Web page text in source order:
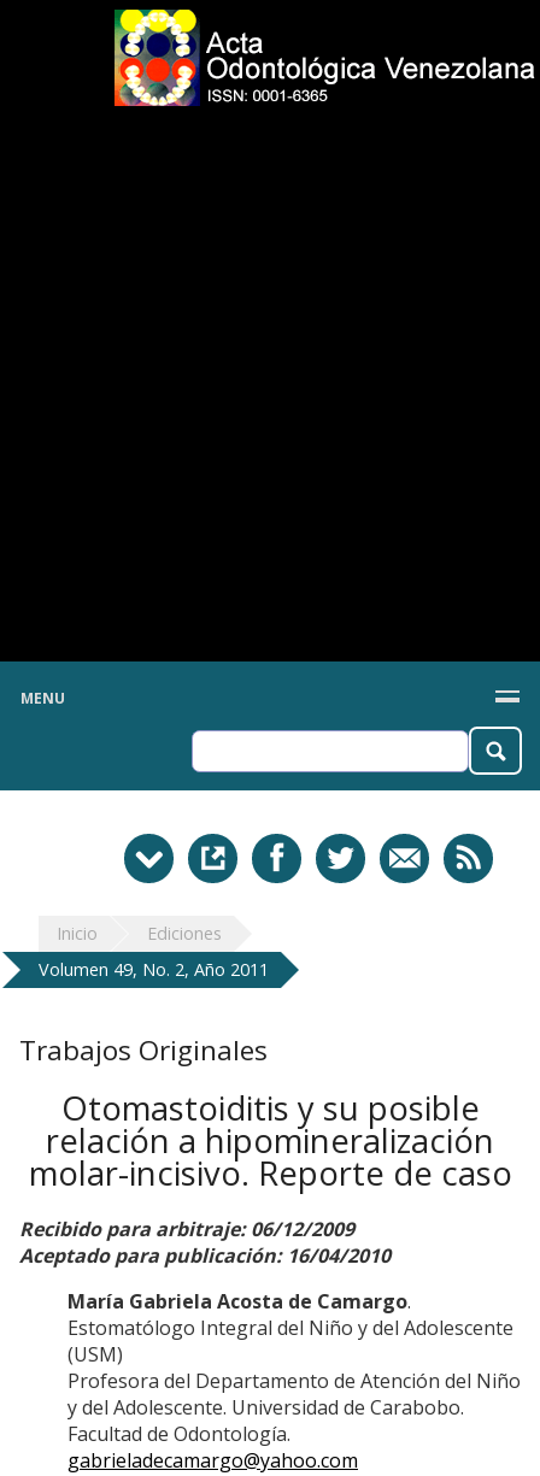
MENU
Inicio
Ediciones
Volumen 49, No. 2, Año 2011
Trabajos Originales
Otomastoiditis y su posible
relación a hipomineralización
molar-incisivo. Reporte de caso
Recibido para arbitraje: 06/12/2009
Aceptado para publicación: 16/04/2010
María Gabriela Acosta de Camargo.
Estomatólogo Integral del Niño y del Adolescente
(USM)
Profesora del Departamento de Atención del Niño
y del Adolescente. Universidad de Carabobo.
Facultad de Odontología.
gabrieladecamargo@yahoo.com